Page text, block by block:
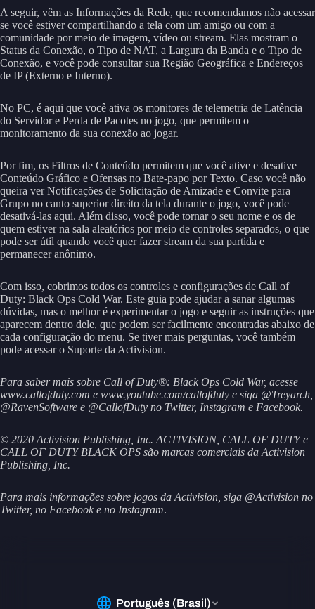
A seguir, vêm as Informações da Rede, que recomendamos não acessar
se você estiver compartilhando a tela com um amigo ou com a
comunidade por meio de imagem, vídeo ou stream. Elas mostram o
Status da Conexão, o Tipo de NAT, a Largura da Banda e o Tipo de
Conexão, e você pode consultar sua Região Geográfica e Endereços
de IP (Externo e Interno).
No PC, é aqui que você ativa os monitores de telemetria de Latência
do Servidor e Perda de Pacotes no jogo, que permitem o
monitoramento da sua conexão ao jogar.
Por fim, os Filtros de Conteúdo permitem que você ative e desative
Conteúdo Gráfico e Ofensas no Bate-papo por Texto. Caso você não
queira ver Notificações de Solicitação de Amizade e Convite para
Grupo no canto superior direito da tela durante o jogo, você pode
desativá-las aqui. Além disso, você pode tornar o seu nome e os de
quem estiver na sala aleatórios por meio de controles separados, o que
pode ser útil quando você quer fazer stream da sua partida e
permanecer anônimo.
Com isso, cobrimos todos os controles e configurações de Call of
Duty: Black Ops Cold War. Este guia pode ajudar a sanar algumas
dúvidas, mas o melhor é experimentar o jogo e seguir as instruções que
aparecem dentro dele, que podem ser facilmente encontradas abaixo de
cada configuração do menu. Se tiver mais perguntas, você também
pode acessar o Suporte da Activision.
Para saber mais sobre Call of Duty®: Black Ops Cold War, acesse
www.callofduty.com e www.youtube.com/callofduty e siga @Treyarch,
@RavenSoftware e @CallofDuty no Twitter, Instagram e Facebook.
© 2020 Activision Publishing, Inc. ACTIVISION, CALL OF DUTY e
CALL OF DUTY BLACK OPS são marcas comerciais da Activision
Publishing, Inc.
Para mais informações sobre jogos da Activision, siga @Activision no
Twitter, no Facebook e no Instagram.